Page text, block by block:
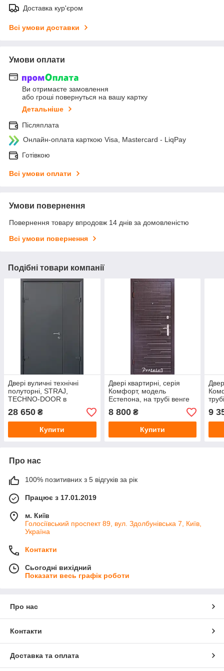
Доставка кур'єром
Всі умови доставки
Умови оплати
Ви отримаєте замовлення
або гроші повернуться на вашу картку
Детальніше
Післяплата
Онлайн-оплата карткою Visa, Mastercard - LiqPay
Готівкою
Всі умови оплати
Умови повернення
Повернення товару впродовж 14 днів за домовленістю
Всі умови повернення
Подібні товари компанії
Двері вуличні технічні
полуторні, STRAJ,
TECHNO-DOOR в
наявності на складі!
28 650 ₴
Купити
Двері квартирні, серія
Комфорт, модель
Естепона, на трубі венге
темний/венге світлий, 2
замки
8 800₴
Купити
9
Про нас
100% позитивних з 5 відгуків за рік
Працює з 17.01.2019
м. Київ
Голосіївський проспект 89, вул. Здолбунівська 7, Київ,
Україна
Контакти
Сьогодні вихідний
Показати весь графік роботи
Про нас
Контакти
Доставка та оплата